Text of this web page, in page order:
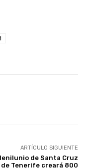
ARTÍCULO SIGUIENTE
de Santa Cruz
de Tenerife creará 800